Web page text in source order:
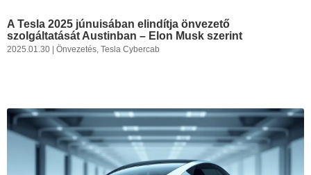
A Tesla 2025 júnuisában elindítja önvezető
szolgáltatását Austinban – Elon Musk szerint
2025.01.30 |Önvezetés,Tesla Cybercab